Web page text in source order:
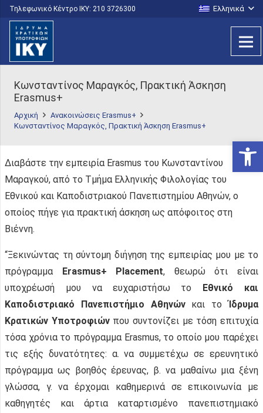
Τηλεφωνικό Κέντρο IKY: 210 3726300 Ελληνικά
Κωνσταντίνος Μαραγκός, Πρακτική Άσκηση
Erasmus+
Αρχική
Ανακοινώσεις Erasmus+
Κωνσταντίνος Μαραγκός, Πρακτική Άσκηση Erasmus+
Διαβάστε την εμπειρία Erasmus του Κωνσταντίνου
Μαραγκού, από το Τμήμα Ελληνικής Φιλολογίας του
Εθνικού και Καποδιστριακού Πανεπιστημίου Αθηνών, ο
οποίος πήγε για πρακτική άσκηση ως απόφοιτος στη
Βιέννη.
“Ξεκινώντας τη σύντομη διήγηση της εμπειρίας μου με το
πρόγραμμα Erasmus+ Placement, θεωρώ ότι είναι
υποχρέωσή μου να ευχαριστήσω το Εθνικό και
Καποδιστριακό Πανεπιστήμιο Αθηνώνκαι τοΊδρυμα
Κρατικών Υποτροφιώνπου συντονίζει με τόση επιτυχία
τόσα χρόνια το πρόγραμμα Erasmus, το οποίο μου παρέχει
τις εξής δυνατότητες: α. να συμμετέχω σε ερευνητικό
πρόγραμμα ως βοηθός έρευνας, β. να μαθαίνω μια ξένη
γλώσσα, γ. να έρχομαι καθημερινά σε επικοινωνία με
καθηγητές και άρτια καταρτισμένο πανεπιστημιακό